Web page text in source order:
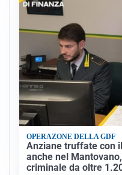
OPERAZONE DELLA GDF
Anziane truffate con
anche nel
criminale da oltre